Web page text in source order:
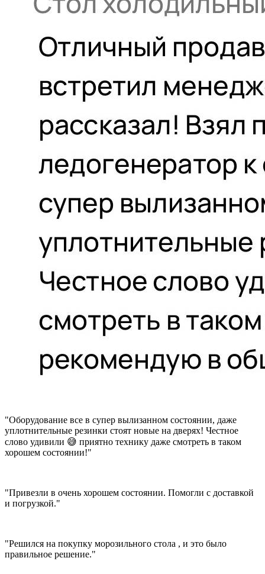
"Оборудование все в супер вылизанном состоянии, даже
уплотнительные резинки стоят новые на дверях! Честное
слово удивили 😅 приятно технику даже смотреть в таком
хорошем состоянии!"
"Привезли в очень хорошем состоянии. Помогли с доставкой
и погрузкой."
"Решился на покупку морозильного стола , и это было
правильное решение."